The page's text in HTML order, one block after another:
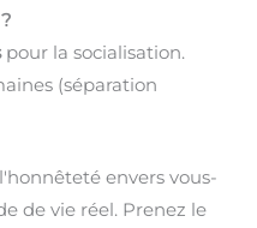
pour la socialisation.
(séparation
envers vous-
de vie réel. Prenez le